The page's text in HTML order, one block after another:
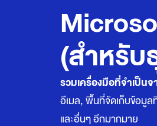
(สำหรับ
รวมเครื่องมือที่จำเป็น
อีเมล, พื้นที่จัดเก็บข้อมู
และอื่นๆ อีกมากมาย